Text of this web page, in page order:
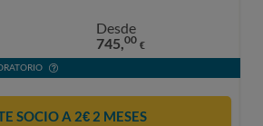
Desde
745,00 €
SOCIO A 2€ 2 MESES